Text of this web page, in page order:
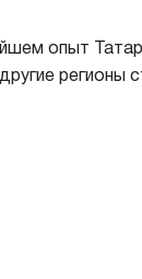
опыт
регионы